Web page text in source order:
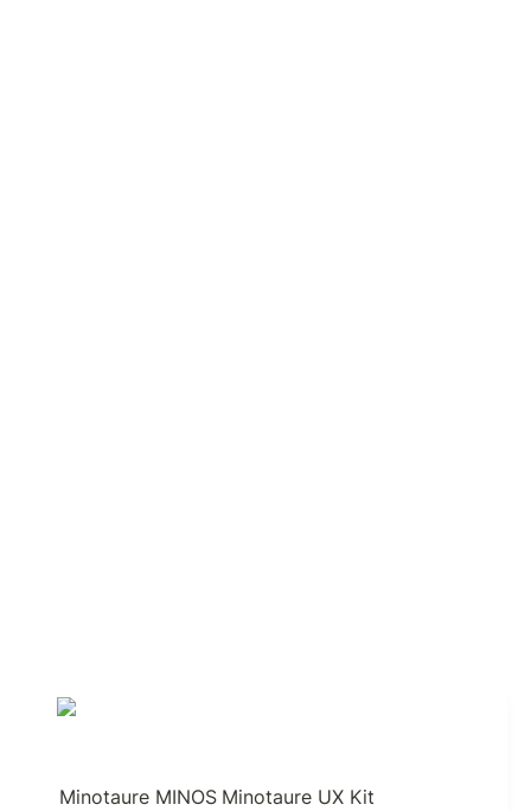
Minotaure MINOS Minotaure UX Kit